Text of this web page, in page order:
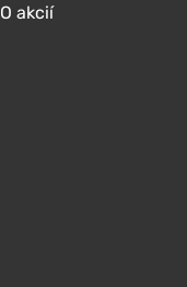
O akcií